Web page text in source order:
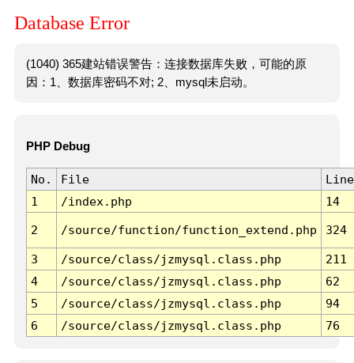
Database Error
(1040) 365建站错误警告：连接数据库失败，可能的原
因：1、数据库密码不对; 2、mysql未启动。
PHP Debug
No. File
Line
1
/index.php 14
2 /source/function/function_extend.php 324
3 /source/class/jzmysql.class.php
211
4
/source/class/jzmysql.class.php
62
5
/source/class/jzmysql.class.php
94
6
/source/class/jzmysql.class.php 76